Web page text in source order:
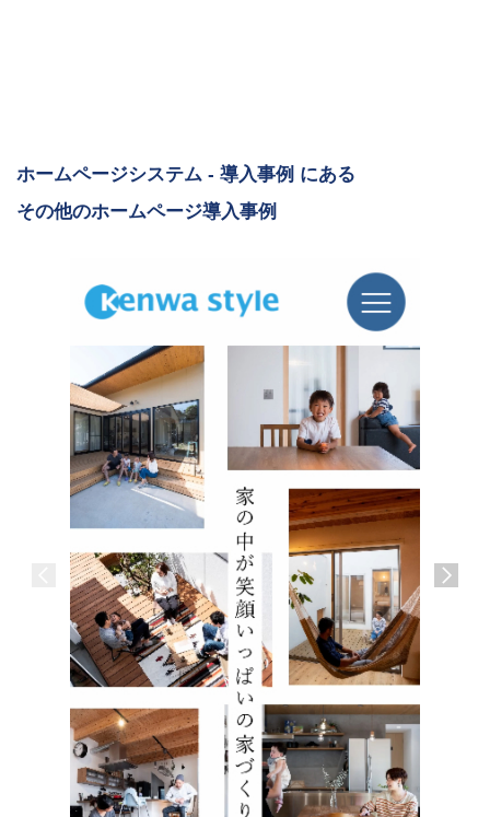
ホームページシステム - 導入事例 にある
その他のホームページ導入事例